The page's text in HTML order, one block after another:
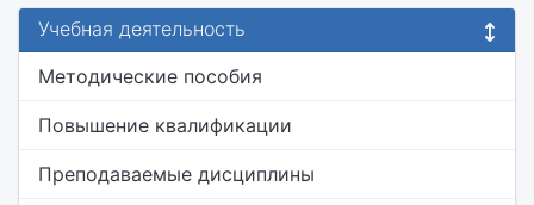
Учебная деятельность
Методические пособия
Повышение квалификации
Преподаваемые дисциплины